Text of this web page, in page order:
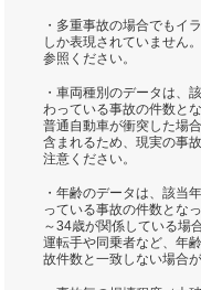
・多重事故の場合でもイ
しか表現されていません
参照ください。
・車両種別のデータは、
わっている事故の件数と
普通自動車が衝突した場
含まれるため、現実の事
注意ください。
・年齢のデータは、該当
っている事故の件数とな
～34歳が関係している場
運転手や同乗者など、年
故件数と一致しない場合